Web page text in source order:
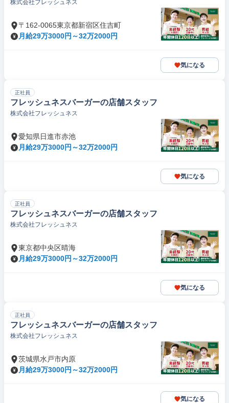
株式会社フレッシュネス
〒162-0065東京都新宿区住吉町
月給29万3000円～32万2000円
気になる
正社員
フレッシュネスバーガーの店舗スタッフ
株式会社フレッシュネス
愛知県日進市赤池
月給29万3000円～32万2000円
気になる
正社員
フレッシュネスバーガーの店舗スタッフ
株式会社フレッシュネス
東京都中央区晴海
月給29万3000円～32万2000円
気になる
正社員
フレッシュネスバーガーの店舗スタッフ
株式会社フレッシュネス
茨城県水戸市内原
月給29万3000円～32万2000円
気になる